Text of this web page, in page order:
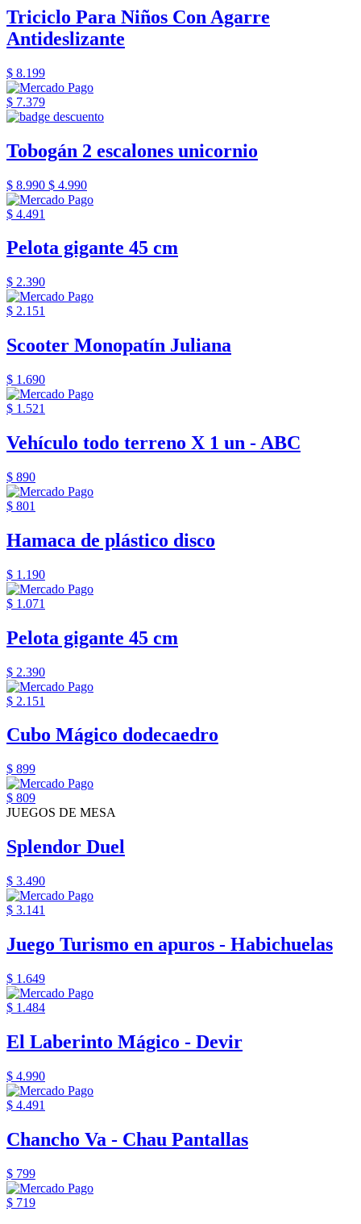
Triciclo Para Niños Con Agarre
Antideslizante
$ 8.199
$ 7.379
Tobogán 2 escalones unicornio
$ 8.990 $ 4.990
$ 4.491
Pelota gigante 45 cm
$ 2.390
$ 2.151
Scooter Monopatín Juliana
$ 1.690
$ 1.521
Vehículo todo terreno X 1 un - ABC
$ 890
$ 801
Hamaca de plástico disco
$ 1.190
$ 1.071
Pelota gigante 45 cm
$ 2.390
$ 2.151
Cubo Mágico dodecaedro
$ 899
$ 809
JUEGOS DE MESA
Splendor Duel
$ 3.490
$ 3.141
Juego Turismo en apuros - Habichuelas
$ 1.649
$ 1.484
El Laberinto Mágico - Devir
$ 4.990
$ 4.491
Chancho Va - Chau Pantallas
$ 799
$ 719